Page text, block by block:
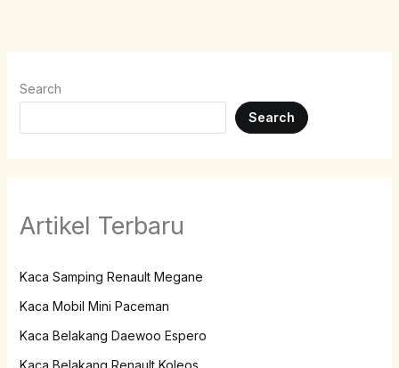
Search
Search
Artikel Terbaru
Kaca Samping Renault Megane
Kaca Mobil Mini Paceman
Kaca Belakang Daewoo Espero
Kaca Belakang Renault Koleos